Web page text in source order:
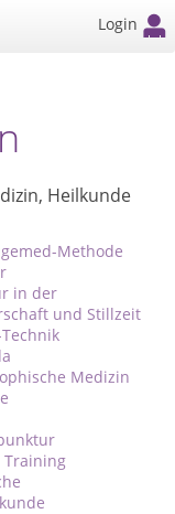
Login
Heilkunde
Methode
in der
und Stillzeit
Medizin
Training